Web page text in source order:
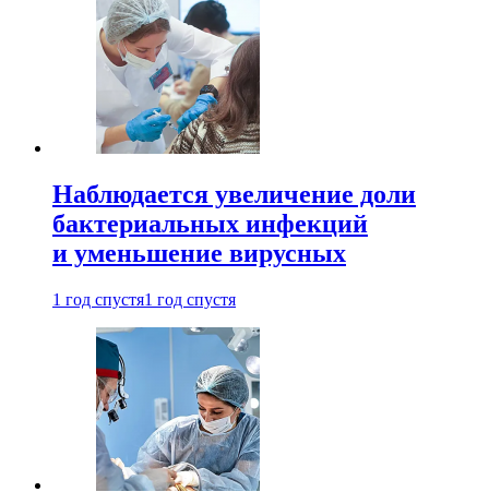
Наблюдается увеличение доли
бактериальных инфекций
и уменьшение вирусных
1 год спустя1 год спустя